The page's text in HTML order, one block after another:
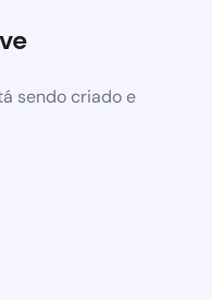
sendo criado e